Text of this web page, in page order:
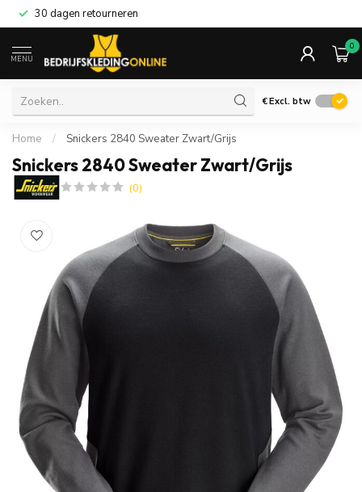
30 dagen retourneren
MENU
0
€Excl. btw
Home / Snickers 2840 Sweater Zwart/Grijs
Snickers 2840 Sweater Zwart/Grijs
(0)